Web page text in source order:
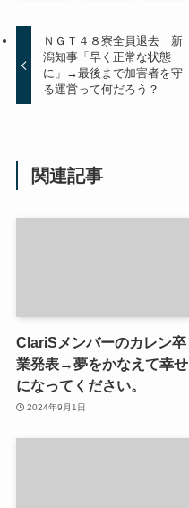
ＮＧＴ４８寮全員退去 新
潟知事「早く正常な状態
に」→最後まで加害者を守
る運営って何だろう？
関連記事
ClariSメンバーのカレン卒
業発表→夢をかなえて幸せ
になってください。
2024年9月1日